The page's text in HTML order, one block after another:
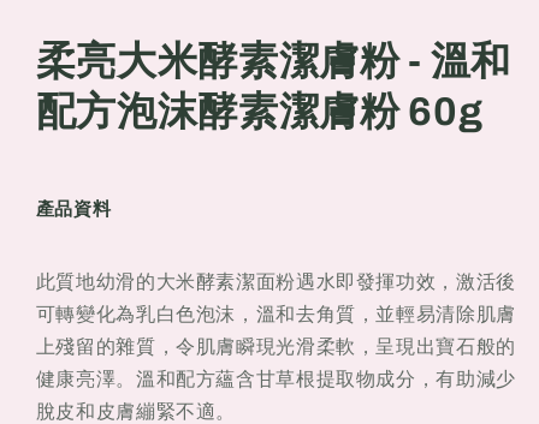
素
潔
膚
粉
和
方
泡
沫
酵
素
素
潔
膚
粉
方
泡
沫
酵
素
柔亮大米酵素潔膚粉 - 溫和
配方泡沫酵素潔膚粉60g
產品資料
此質地幼滑的大米酵素潔面粉遇水即發揮功效，激活後
可轉變化為乳白色泡沫，溫和去角質，並輕易清除肌膚
上殘留的雜質，令肌膚瞬現光滑柔軟，呈現出寶石般的
健康亮澤。溫和配方蘊含甘草根提取物成分，有助減少
脫皮和皮膚繃緊不適。